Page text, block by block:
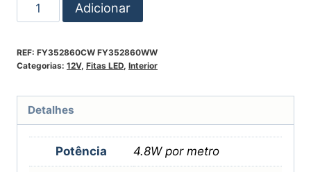
Adicionar
REF: FY352860CW FY352860WW
Categorias: 12V, Fitas LED, Interior
Detalhes
Potência 4.8W por metro